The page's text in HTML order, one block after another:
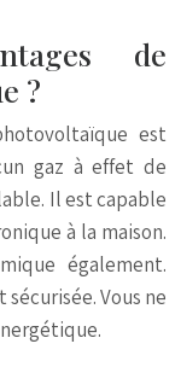
de
?
est
gaz à effet de
Il est capable
à la maison.
également.
Vous ne